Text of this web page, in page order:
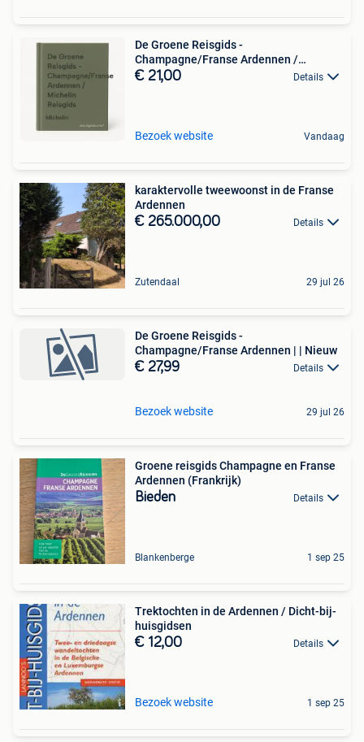
De Groene Reisgids -
Champagne/Franse Ardennen /
Michelin
€ 21,00 Details
Bezoek website Vandaag
karaktervolle tweewoonst in de Franse
Ardennen
€ 265.000,00 Details
Zutendaal 29 jul 26
De Groene Reisgids -
Champagne/Franse Ardennen | | Nieuw
€ 27,99 Details
Bezoek website 29 jul 26
Groene reisgids Champagne en Franse
Ardennen (Frankrijk)
Bieden Details
Blankenberge 1 sep 25
Trektochten in de Ardennen / Dicht-bij-
huisgidsen
€ 12,00 Details
Bezoek website 1 sep 25